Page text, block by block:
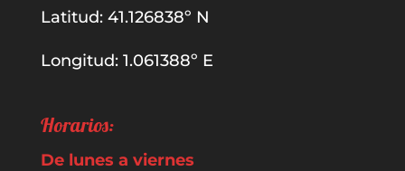
Latitud: 41.126838º N
Longitud: 1.061388º E
Horarios:
De lunes a viernes